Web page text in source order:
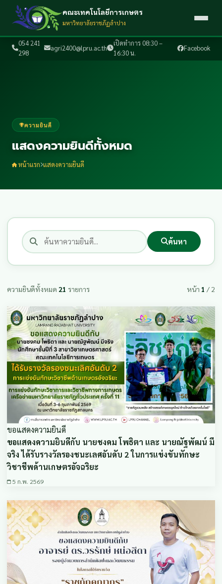
054 241
298
agri2400@lpru.ac.th
เปิดทำการ 08:30 –
16:30 น.
Facebook
คณะเทคโนโลยีการเกษตร
มหาวิทยาลัยราชภัฏลำปาง
ความยินดี
แสดงความยินดีทั้งหมด
หน้าแรก แสดงความยินดี
ค้นหา
ความยินดีทั้งหมด 21 รายการ หน้า 1 / 2
ขอแสดงความยินดี
ขอแสดงความยินดีกับ นายชงคม โพธิตา และ นายณัฐพัฒน์ มี
จริง ได้รับรางวัลรองชนะเลศอันดับ 2 ในการแข่งขันทักษะ
วิชาชีพด้านเกษตรอัจฉริยะ
5 ก.พ. 2569